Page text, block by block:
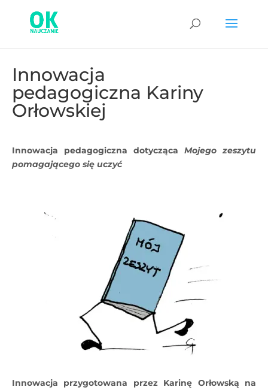
Innowacja
pedagogiczna Kariny
Orłowskiej
Innowacja pedagogiczna dotycząca Mojego zeszytu
pomagającego się uczyć
Innowacja przygotowana przez Karinę Orłowską na